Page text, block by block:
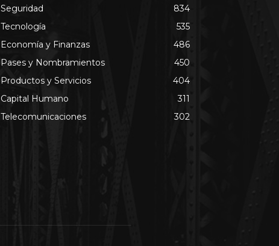
Seguridad
834
Tecnología
535
Economía y Finanzas
486
Pases y Nombramientos
450
Productos y Servicios
404
Capital Humano
311
Telecomunicaciones
302